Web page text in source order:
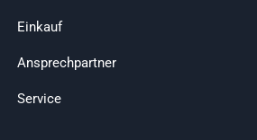
Einkauf
Ansprechpartner
Service